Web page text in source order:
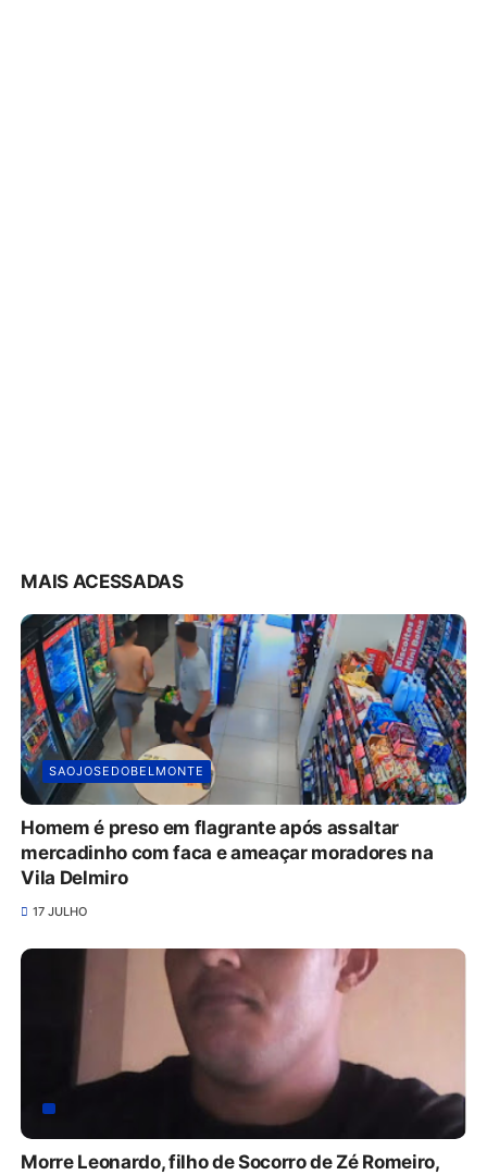
MAIS ACESSADAS
SAOJOSEDOBELMONTE
Homem é preso em flagrante após assaltar
mercadinho com faca e ameaçar moradores na
Vila Delmiro
17 JULHO
Morre Leonardo, filho de Socorro de Zé Romeiro,